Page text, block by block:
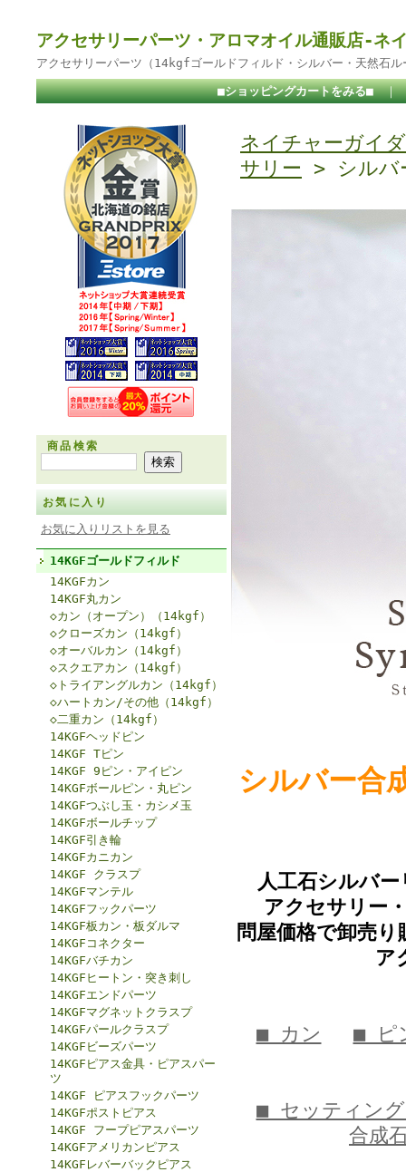
アクセサリーパーツ・アロマオイル通販店-ネ
アクセサリーパーツ（14kgfゴールドフィルド・シルバー・天然石
■ショッピングカートをみる■ ｜
商品検索
お気に入り
お気に入りリストを見る
14KGFゴールドフィルド
14KGFカン
14KGF丸カン
◇カン（オープン）（14kgf）
◇クローズカン（14kgf）
◇オーバルカン（14kgf）
◇スクエアカン（14kgf）
◇トライアングルカン（14kgf）
◇ハートカン/その他（14kgf）
◇二重カン（14kgf）
14KGFヘッドピン
14KGF Tピン
14KGF 9ピン・アイピン
14KGFボールピン・丸ピン
14KGFつぶし玉・カシメ玉
14KGFボールチップ
14KGF引き輪
14KGFカニカン
14KGF クラスプ
14KGFマンテル
14KGFフックパーツ
14KGF板カン・板ダルマ
14KGFコネクター
14KGFバチカン
14KGFヒートン・突き刺し
14KGFエンドパーツ
14KGFマグネットクラスプ
14KGFパールクラスプ
14KGFビーズパーツ
14KGFピアス金具・ピアスパー
ツ
14KGF ピアスフックパーツ
14KGFポストピアス
14KGF フープピアスパーツ
14KGFアメリカンピアス
14KGFレバーバックピアス
ネイチャーガイ
サリー > シルバ
シルバー合
人工石シルバ
アクセサリー
問屋価格で卸売
ア
■ カン ■ ピ
■ セッティン
合成